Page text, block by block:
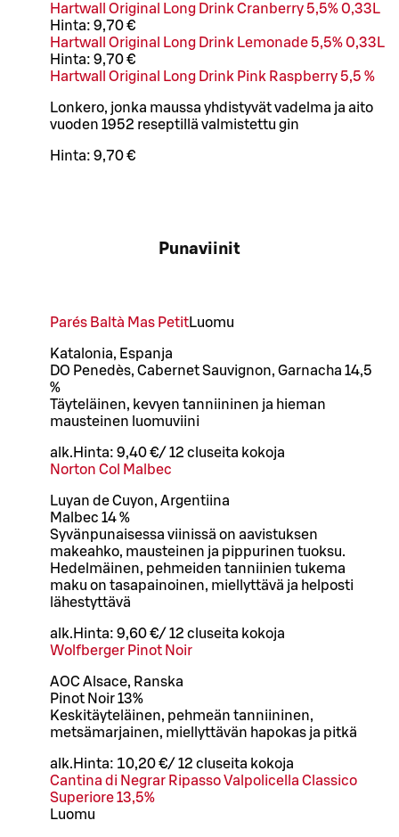
Hartwall Original Long Drink Cranberry 5,5% 0,33L
Hinta: 9,70 €
Hartwall Original Long Drink Lemonade 5,5% 0,33L
Hinta: 9,70 €
Hartwall Original Long Drink Pink Raspberry 5,5 %
Lonkero, jonka maussa yhdistyvät vadelma ja aito
vuoden 1952 reseptillä valmistettu gin
Hinta: 9,70 €
Punaviinit
Parés Baltà Mas PetitLuomu
Katalonia, Espanja
DO Penedès, Cabernet Sauvignon, Garnacha 14,5
%
Täyteläinen, kevyen tanniininen ja hieman
mausteinen luomuviini
alk. Hinta: 9,40 €/ 12 cl useita kokoja
Norton Col Malbec
Luyan de Cuyon, Argentiina
Malbec 14 %
Syvänpunaisessa viinissä on aavistuksen
makeahko, mausteinen ja pippurinen tuoksu.
Hedelmäinen, pehmeiden tanniinien tukema
maku on tasapainoinen, miellyttävä ja helposti
lähestyttävä
alk. Hinta: 9,60 €/ 12 cl useita kokoja
Wolfberger Pinot Noir
AOC Alsace, Ranska
Pinot Noir 13%
Keskitäyteläinen, pehmeän tanniininen,
metsämarjainen, miellyttävän hapokas ja pitkä
alk. Hinta: 10,20 €/ 12 cl useita kokoja
Cantina di Negrar Ripasso Valpolicella Classico
Superiore 13,5%
Luomu